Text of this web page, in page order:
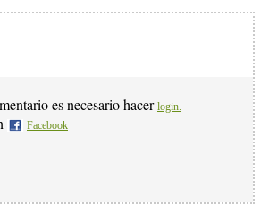
es necesario hacer login.
Facebook